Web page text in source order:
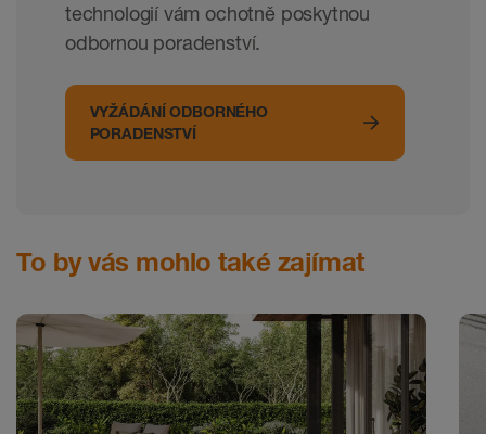
technologií vám ochotně poskytnou
odbornou poradenství.
VYŽÁDÁNÍ ODBORNÉHO
PORADENSTVÍ
To by vás mohlo také zajímat